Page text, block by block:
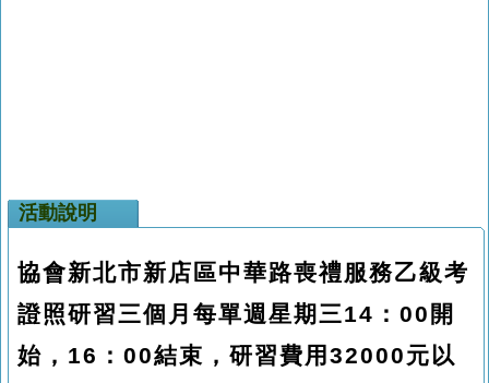
活動說明
協會新北市新店區中華路喪禮服務乙級考
證照研習三個月每單週星期三14：00開
始，16：00結束，研習費用32000元以